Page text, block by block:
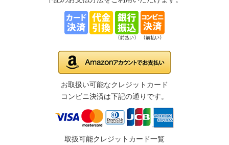
お取扱い可能なクレジットカード
コンビニ決済は下記の通りです。
取扱可能クレジットカード一覧